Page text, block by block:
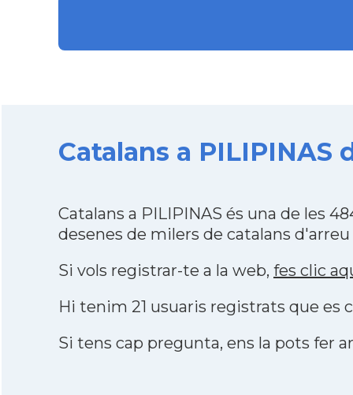
Catalans a PILIPINAS
Catalans a PILIPINAS és una de les
desenes de milers de catalans
Si vols registrar-te a la web, fes clic
Hi tenim 21 usuaris registrats que
Si tens cap pregunta, ens la pots fer